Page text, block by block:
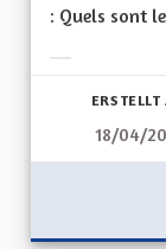
: Quels sont
ERSTELLT
18/04/